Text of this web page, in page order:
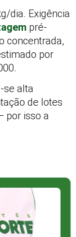
dia. Exigência
pré-
concentrada,
por
se alta
de lotes
por isso a